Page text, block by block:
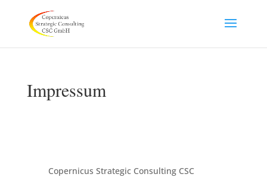
Impressum
Copernicus Strategic Consulting CSC